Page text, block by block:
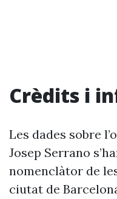
Crèdits i
Les dades sobre
Josep Serrano
nomenclàtor de
ciutat de